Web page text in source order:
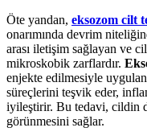
Öte yandan, eksozom cilt
onarımında devrim
arası iletişim sağlayan ve
mikroskobik zarflardır.
enjekte edilmesiyle
süreçlerini teşvik eder,
iyileştirir. Bu tedavi, cildin
görünmesini sağlar.